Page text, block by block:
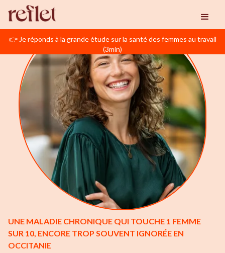
👉 Je réponds à la grande étude sur la santé des femmes au travail
(3min)
UNE MALADIE CHRONIQUE QUI TOUCHE 1 FEMME
SUR 10, ENCORE TROP SOUVENT IGNORÉE EN
OCCITANIE